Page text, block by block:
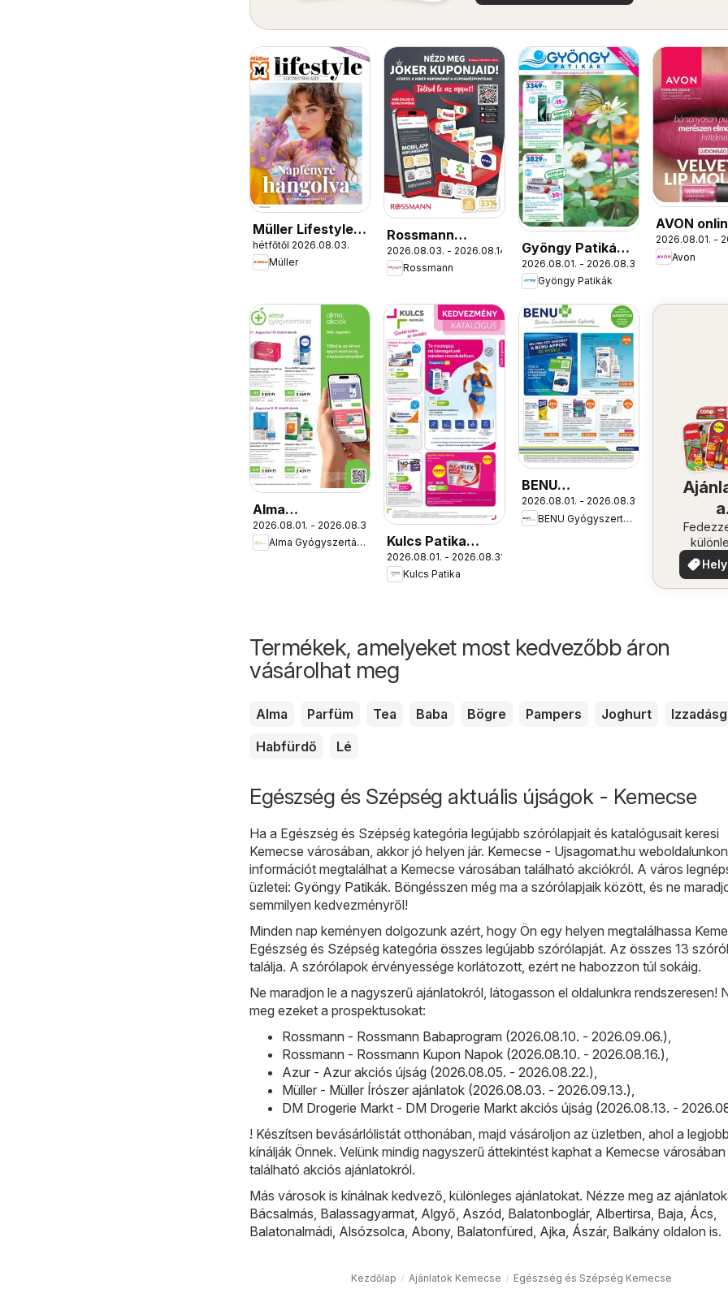
Müller Lifestyle
magazin
hétfőtől 2026.08.03.
Müller
Rossmann
Szórólap
2026.08.03. - 2026.08.14.
Rossmann
Gyöngy Patikák
akciós újság
2026.08.01. - 2026.08.31.
Gyöngy Patikák
AVON
katalógus
augusztusi
2026.08.01. -
Avon
Alma
Gyógyszertárak
akciós újság
2026.08.01. - 2026.08.31.
Alma Gyógyszertárak
Kulcs Patika
akciós újság
2026.08.01. - 2026.08.31.
Kulcs Patika
BENU
Gyógyszertárak
akciós újság
2026.08.01. - 2026.08.31.
BENU Gyógyszertárak
a
Termékek, amelyeket most kedvezőbb áron
vásárolhat meg
Alma Parfüm Tea Baba Bögre Pampers Joghurt
Habfürdő
Lé
Egészség és Szépség aktuális újságok - Kemecse
Ha a Egészség és Szépség kategória legújabb szórólapjait és katalógusait keresi
Kemecse városában, akkor jó helyen jár. Kemecse - Ujsagomat.hu
információt megtalálhat a Kemecse városában található akciókról. A város
üzletei: Gyöngy Patikák. Böngésszen még ma a szórólapjaik között, és ne
semmilyen kedvezményről!
Minden nap keményen dolgozunk azért, hogy Ön egy helyen megtalálhassa
Egészség és Szépség kategória összes legújabb szórólapját. Az összes 13
találja. A szórólapok érvényessége korlátozott, ezért ne habozzon túl sokáig.
Ne maradjon le a nagyszerű ajánlatokról, látogasson el oldalunkra rendszeresen!
meg ezeket a prospektusokat:
Rossmann - Rossmann Babaprogram (2026.08.10. - 2026.09.06.)
Rossmann - Rossmann Kupon Napok (2026.08.10. - 2026.08.16.)
Azur - Azur akciós újság (2026.08.05. - 2026.08.22.)
Müller - Müller Írószer ajánlatok (2026.08.03. - 2026.09.13.)
DM Drogerie Markt - DM Drogerie Markt akciós újság (2026.08.13. -
! Készítsen bevásárlólistát otthonában, majd vásároljon az üzletben, ahol a
kínálják Önnek. Velünk mindig nagyszerű áttekintést kaphat a Kemecse városában
található akciós ajánlatokról.
Más városok is kínálnak kedvező, különleges ajánlatokat. Nézze meg az
Bácsalmás Balassagyarmat Algyő Aszód Balatonboglár, Albertirsa Baja Ács
Balatonalmádi Alsózsolca Abony, Balatonfüred Ajka Ászár, Balkány oldalon is.
Kezdőlap Ajánlatok Kemecse Egészség és Szépség Kemecse